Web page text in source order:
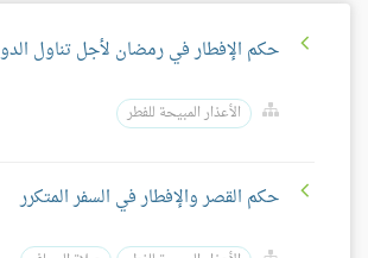
حكم الإفطار في رمضان لأجل تناول
الأعذار المبيحة للفطر
حكم القصر والإفطار في السفر المتكرر